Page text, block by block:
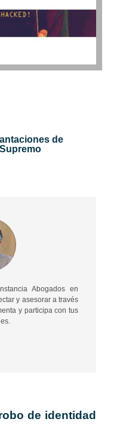
de
Abogados en
y asesorar a través
y participa con tus
de identidad